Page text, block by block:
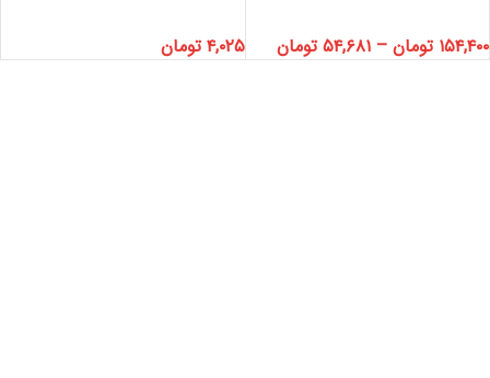
۱۵۴,۴۰۰ تومان – ۵۴,۶۸۱ تومان ۴,۰۲۵ تومان